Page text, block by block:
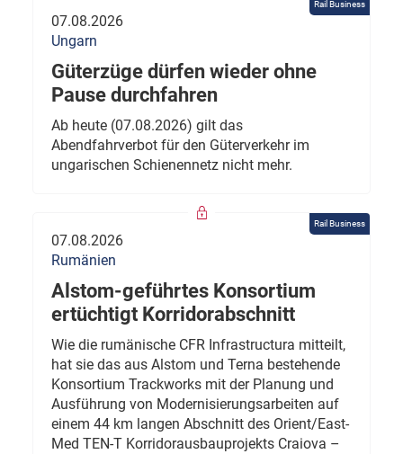
Rail Business
07.08.2026
Ungarn
Güterzüge dürfen wieder ohne
Pause durchfahren
Ab heute (07.08.2026) gilt das
Abendfahrverbot für den Güterverkehr im
ungarischen Schienennetz nicht mehr.
Rail Business
07.08.2026
Rumänien
Alstom-geführtes Konsortium
ertüchtigt Korridorabschnitt
Wie die rumänische CFR Infrastructura mitteilt,
hat sie das aus Alstom und Terna bestehende
Konsortium Trackworks mit der Planung und
Ausführung von Modernisierungsarbeiten auf
einem 44 km langen Abschnitt des Orient/East-
Med TEN-T Korridorausbauprojekts Craiova –